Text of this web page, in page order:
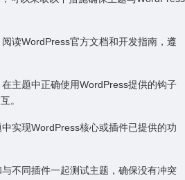
读WordPress官⽅⽂档和开发指南，遵
主题中正确使⽤WordPress提供的钩⼦
。
实现WordPress核⼼或插件已提供的功
不同插件⼀起测试主题，确保没有冲突